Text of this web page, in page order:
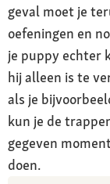
geval moet je
oefeningen en
je puppy echter
hij alleen is te
als je
kun je de
gegeven
doen.